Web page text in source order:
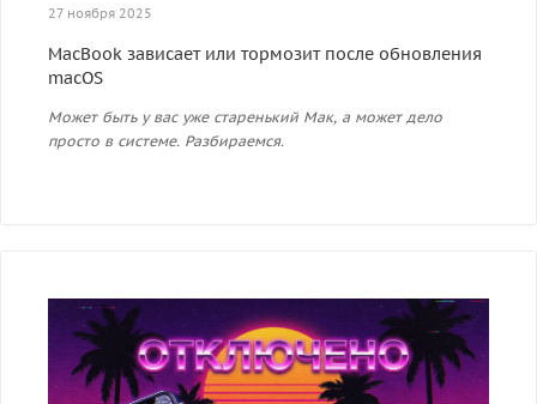
27 ноября 2025
MacBook зависает или тормозит после обновления
macOS
Может быть у вас уже старенький Мак, а может дело
просто в системе. Разбираемся.